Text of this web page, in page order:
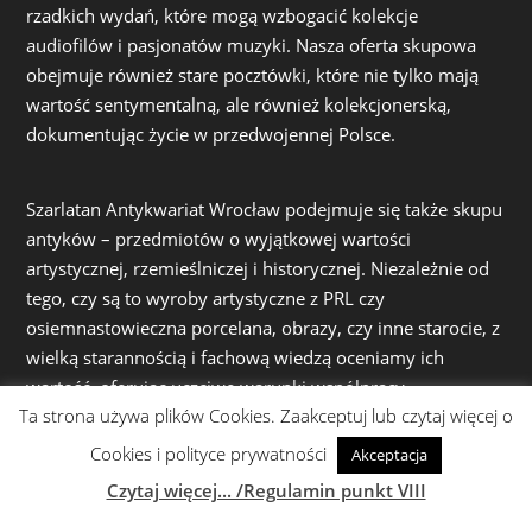
rzadkich wydań, które mogą wzbogacić kolekcje
audiofilów i pasjonatów muzyki. Nasza oferta skupowa
obejmuje również stare pocztówki, które nie tylko mają
wartość sentymentalną, ale również kolekcjonerską,
dokumentując życie w przedwojennej Polsce.
Szarlatan Antykwariat Wrocław podejmuje się także skupu
antyków – przedmiotów o wyjątkowej wartości
artystycznej, rzemieślniczej i historycznej. Niezależnie od
tego, czy są to wyroby artystyczne z PRL czy
osiemnastowieczna porcelana, obrazy, czy inne starocie, z
wielką starannością i fachową wiedzą oceniamy ich
wartość, oferując uczciwe warunki współpracy.
Działając z pasją i zaangażowaniem, dokładamy wszelkich
starań, by zarówno proces skupu, jak i sprzedaży
Ta strona używa plików Cookies. Zaakceptuj lub czytaj więcej o
Cookies i polityce prywatności
Akceptacja
Czytaj więcej... /Regulamin punkt VIII